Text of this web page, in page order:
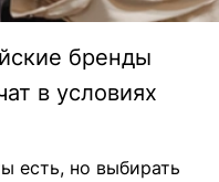
бренды
в условиях
есть, но выбирать